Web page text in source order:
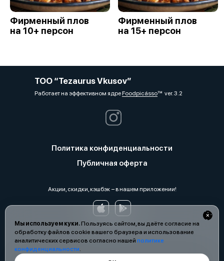
Мы используем куки.Пользуясь сайтом, вы даёте согласие на
обработку файлов cookie вашего браузера и использование
аналитических сервисов согласно нашей политике
конфиденциальности.
Фирменный плов
на 10+ персон
Фирменный плов
на 15+ персон
ТОО “Tezaurus Vkusov”
Работает на эффективном ядреFoodpicássover. 3.2
Политика конфиденциальности
Публичная оферта
Акции, скидки, кэшбэк − в нашем приложении!